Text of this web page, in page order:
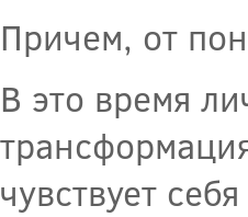
Причем, от
В это время
чувствует